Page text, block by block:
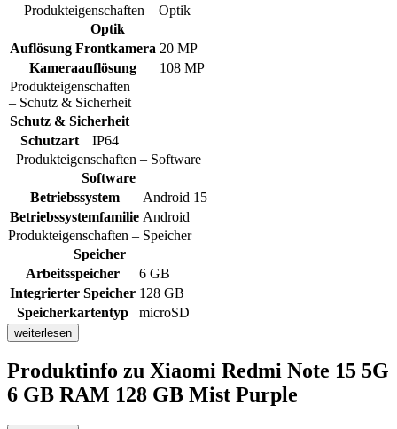
Produkteigenschaften – Optik
Optik
Auflösung Frontkamera 20 MP
Kameraauflösung
108 MP
Produkteigenschaften
– Schutz & Sicherheit
Schutz & Sicherheit
Schutzart
IP64
Produkteigenschaften – Software
Software
Betriebssystem
Android 15
Betriebssystemfamilie Android
Produkteigenschaften – Speicher
Speicher
Arbeitsspeicher
6 GB
Integrierter Speicher 128 GB
Speicherkartentyp
microSD
weiterlesen
Produktinfo zu Xiaomi Redmi Note 15 5G
6 GB RAM 128 GB Mist Purple